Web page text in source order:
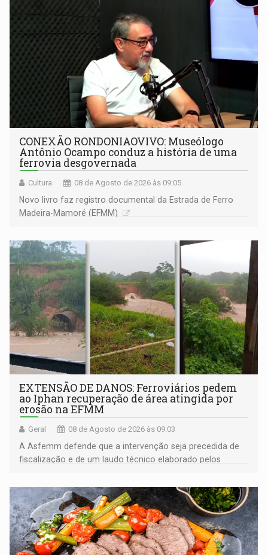
CONEXÃO RONDONIAOVIVO: Museólogo
Antônio Ocampo conduz a história de uma
ferrovia desgovernada
Cultura 08 de Agosto de 2026 às 09:05
Novo livro faz registro documental da Estrada de Ferro
Madeira-Mamoré (EFMM)
EXTENSÃO DE DANOS: Ferroviários pedem
ao Iphan recuperação de área atingida por
erosão na EFMM
Geral 08 de Agosto de 2026 às 09:03
A Asfemm defende que a intervenção seja precedida de
fiscalização e de um laudo técnico elaborado pelos